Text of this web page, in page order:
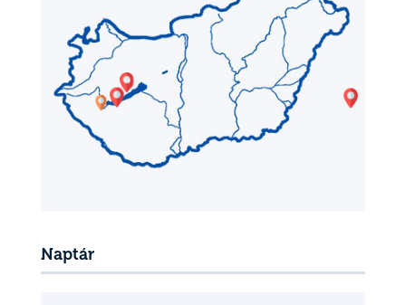
Naptár